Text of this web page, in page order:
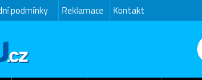
podmínky Reklamace Kontakt